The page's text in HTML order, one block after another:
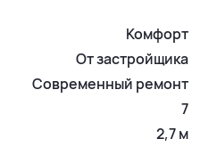
Комфорт
От застройщика
Современный ремонт
7
2,7 м